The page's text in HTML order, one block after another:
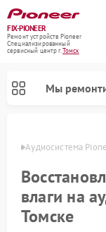
FIX-PIONEER
Ремонт устройств Pioneer
Специализированный
cервисный центр г.Томск
Мы
Аудиосистема
влаги на
Томске